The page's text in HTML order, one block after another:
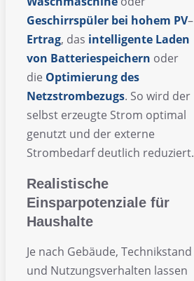
Geschirrspüler bei hohem PV–
Ertrag, das intelligente Laden
von Batteriespeichern oder
die Optimierungdes
Netzstrombezugs. So wird der
selbst erzeugte Strom optimal
genutzt und der externe
Strombedarf deutlich reduziert.
Realistische
Einsparpotenziale für
Haushalte
Je nach Gebäude, Technikstand
und Nutzungsverhalten lassen